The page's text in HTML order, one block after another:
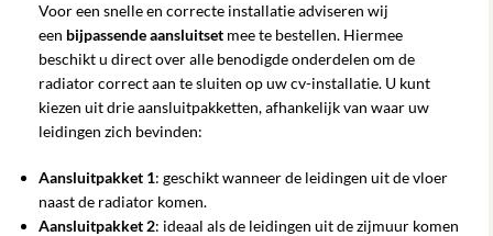
Voor een snelle en correcte installatie adviseren wij
een bijpassende aansluitset mee te bestellen. Hiermee
beschikt u direct over alle benodigde onderdelen om de
radiator correct aan te sluiten op uw cv-installatie. U kunt
kiezen uit drie aansluitpakketten, afhankelijk van waar uw
leidingen zich bevinden:
Aansluitpakket 1: geschikt wanneer de leidingen uit de vloer
naast de radiator komen.
Aansluitpakket 2: ideaal als de leidingen uit de zijmuur komen